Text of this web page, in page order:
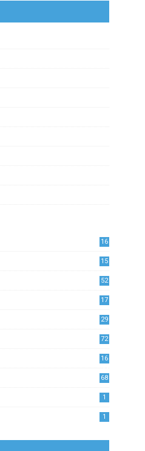
16
15
52
17
29
72
16
68
1
1